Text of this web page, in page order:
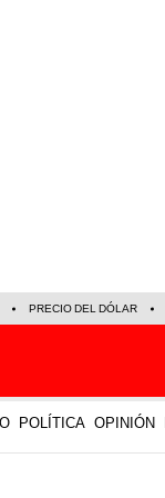
PRECIO DEL DÓLAR